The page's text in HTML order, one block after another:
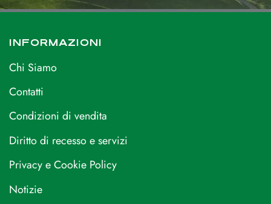
INFORMAZIONI
Chi Siamo
Contatti
Condizioni di vendita
Diritto di recesso e servizi
Privacy e Cookie Policy
Notizie